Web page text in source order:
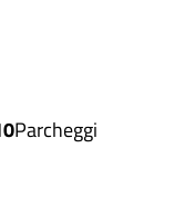
Parcheggi